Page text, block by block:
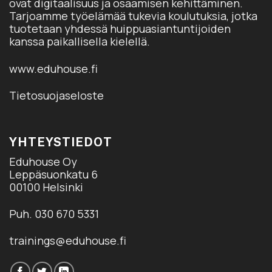
ovat digitaalisuus ja osaamisen kehittäminen.
Tarjoamme työelämää tukevia koulutuksia, jotka
tuotetaan yhdessä huippuasiantuntijoiden
kanssa paikallisella kielellä.
www.eduhouse.fi
Tietosuojaseloste
YHTEYSTIEDOT
Eduhouse Oy
Leppäsuonkatu 6
00100 Helsinki
Puh. 030 670 5331
trainings@eduhouse.fi